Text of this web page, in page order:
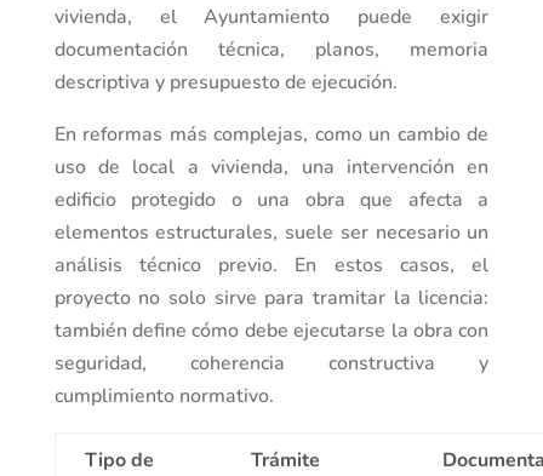
vivienda, el Ayuntamiento puede exigir
documentación técnica, planos, memoria
descriptiva y presupuesto de ejecución.
En reformas más complejas, como un cambio de
uso de local a vivienda, una intervención en
edificio protegido o una obra que afecta a
elementos estructurales, suele ser necesario un
análisis técnico previo. En estos casos, el
proyecto no solo sirve para tramitar la licencia:
también define cómo debe ejecutarse la obra con
seguridad, coherencia constructiva y
cumplimiento normativo.
Tipo de
Trámite